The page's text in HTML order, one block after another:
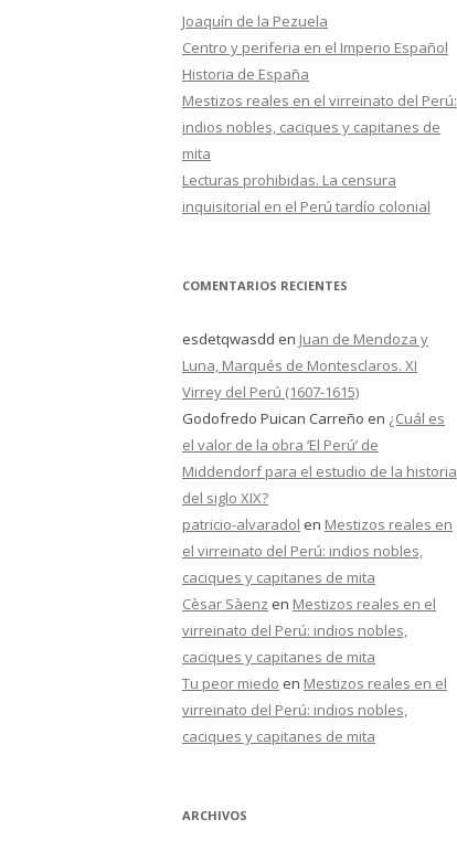
r
:
Joaquín de la Pezuela
Centro y periferia en el Imperio Español
Historia de España
Mestizos reales en el virreinato del Perú:
indios nobles, caciques y capitanes de
mita
Lecturas prohibidas. La censura
inquisitorial en el Perú tardío colonial
COMENTARIOS RECIENTES
esdetqwasdd en Juan de Mendoza y
Luna, Marqués de Montesclaros. XI
Virrey del Perú (1607-1615)
Godofredo Puican Carreño en ¿Cuál es
el valor de la obra ‘El Perú’ de
Middendorf para el estudio de la historia
del siglo XIX?
patricio-alvaradol en Mestizos reales en
el virreinato del Perú: indios nobles,
caciques y capitanes de mita
Cèsar Sàenz en Mestizos reales en el
virreinato del Perú: indios nobles,
caciques y capitanes de mita
Tu peor miedo en Mestizos reales en el
virreinato del Perú: indios nobles,
caciques y capitanes de mita
ARCHIVOS